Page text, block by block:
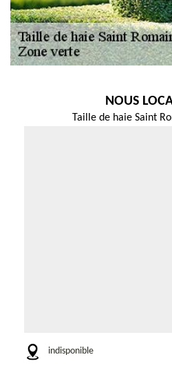
NOUS
Taille de haie Saint
indisponible